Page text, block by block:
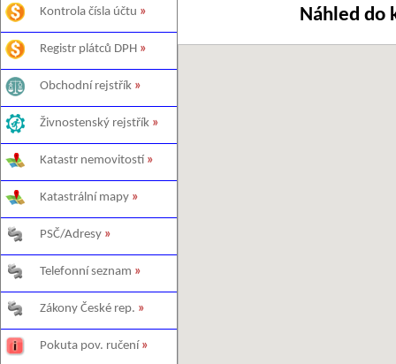
Kontrola čísla účtu »
Registr plátců DPH »
Obchodní rejstřík »
Živnostenský rejstřík »
Katastr nemovitostí »
Katastrální mapy »
PSČ/Adresy »
Telefonní seznam »
Zákony České rep. »
Pokuta pov. ručení »
Náhled do